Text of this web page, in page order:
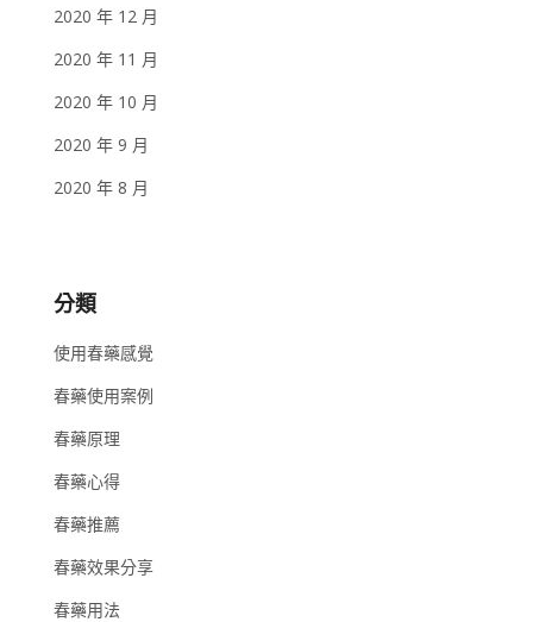
2020 年 12 月
2020 年 11 月
2020 年 10 月
2020 年 9 月
2020 年 8 月
分類
使用春藥感覺
春藥使用案例
春藥原理
春藥心得
春藥推薦
春藥效果分享
春藥用法